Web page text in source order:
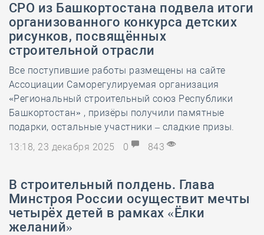
СРО из Башкортостана подвела итоги
организованного конкурса детских
рисунков, посвящённых
строительной отрасли
Все поступившие работы размещены на сайте
Ассоциации Саморегулируемая организация
«Региональный строительный союз Республики
Башкортостан» , призёры получили памятные
подарки, остальные участники – сладкие призы.
13:18, 23 декабря 2025
0 843
В строительный полдень. Глава
Минстроя России осуществит мечты
четырёх детей в рамках «Ёлки
желаний»